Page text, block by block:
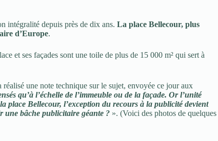
intégralité depuis près de dix ans. La place Bellecour, plus
d’Europe.
et ses façades sont une toile de plus de 15 000 m² qui sert à
une note technique sur le sujet, envoyée ce jour aux
qu’à l’échelle de l’immeuble ou de la façade. Or l’unité
place Bellecour, l’exception du recours à la publicité devient
une bâche publicitaire géante ? ». (Voici des photos de quelques